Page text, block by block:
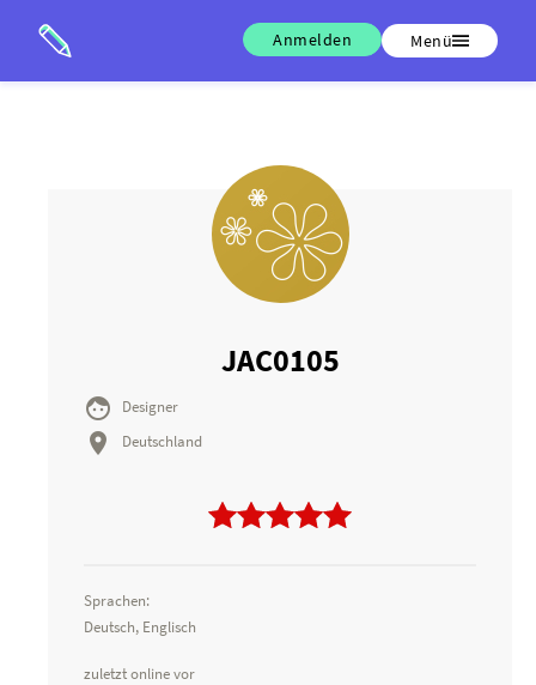
Anmelden Menü
JAC0105
 Designer
 Deutschland
Sprachen:
Deutsch, Englisch
zuletzt online vor